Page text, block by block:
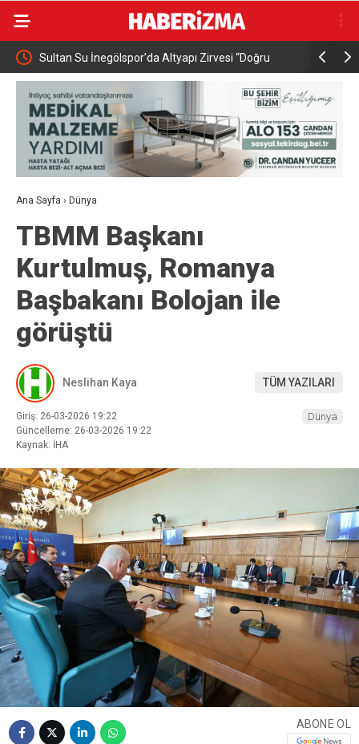
Sultan Su İnegölspor’da Altyapı Zirvesi “Doğru
Yapılanmanın Meyvelerini Topluyoruz”
YÖK
Başladı
Ana Sayfa › Dünya
TBMM Başkanı
Kurtulmuş, Romanya
Başbakanı Bolojan ile
görüştü
Neslihan Kaya TÜM YAZILARI
Giriş: 26-03-2026 19:22
Güncelleme: 26-03-2026 19:22
Kaynak: İHA
Dünya
ABONE OL